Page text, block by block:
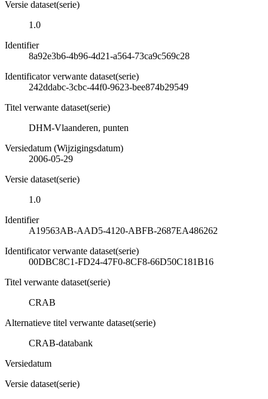
Versie dataset(serie)
1.0
Identifier
8a92e3b6-4b96-4d21-a564-73ca9c569c28
Identificator verwante dataset(serie)
242ddabc-3cbc-44f0-9623-bee874b29549
Titel verwante dataset(serie)
DHM-Vlaanderen, punten
Versiedatum (Wijzigingsdatum)
2006-05-29
Versie dataset(serie)
1.0
Identifier
A19563AB-AAD5-4120-ABFB-2687EA486262
Identificator verwante dataset(serie)
00DBC8C1-FD24-47F0-8CF8-66D50C181B16
Titel verwante dataset(serie)
CRAB
Alternatieve titel verwante dataset(serie)
CRAB-databank
Versiedatum
Versie dataset(serie)